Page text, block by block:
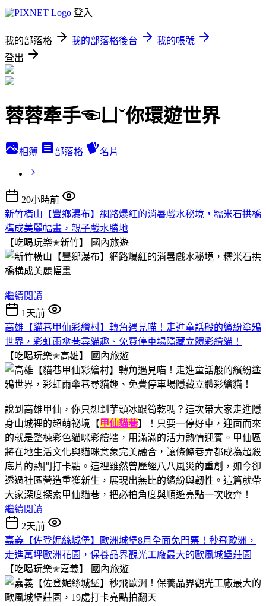
登入
我的部落格 我的部落格後台
我的帳號
登出
蓉蓉牽手☜ㄩˇ你環遊世界
相簿 部落格 名片
20小時前
新竹橫山【豐鄉瀑布】網路爆紅的消暑戲水秘境，糯米石拱橋
構成美麗幅畫，親子戲水勝地
【吃喝玩樂✭新竹】
國內旅遊
繼續閱讀
1天前
高雄【貓巷甲仙彩繪村】轉角遇見喵！走進童話般的繽紛塗鴉
世界，彩虹雨傘巷尋貓趣、免費停車場隱藏立體彩繪貓！
【吃喝玩樂✭高雄】
國內旅遊
說到高雄甲仙，你只想到芋頭冰跟筍乾嗎？這次帶大家走進隱
身山城裡的超萌祕境【甲仙貓巷】！只要一停好車，迎面而來
的就是整棟彩色貓咪彩繪牆，用滿滿的活力熱情迎賓。甲仙區
將在地生活文化與貓咪意象完美融合，讓條條巷弄都成為超殺
底片的熱門打卡點。這裡雖然曾歷經八八風災的重創，如今卻
透過社區營造重獲新生，展現出無比的繽紛與韌性。這篇就帶
大家深度探索甲仙貓巷，把必拍角度與順遊亮點一次收齊！
繼續閱讀
2天前
嘉義【佐登妮絲城堡】歐洲城堡8月全面免門票！秒飛歐洲，
走進萬坪歐洲花園，保養品界觀光工廠最大的歐風城堡莊園
【吃喝玩樂✭嘉義】
國內旅遊